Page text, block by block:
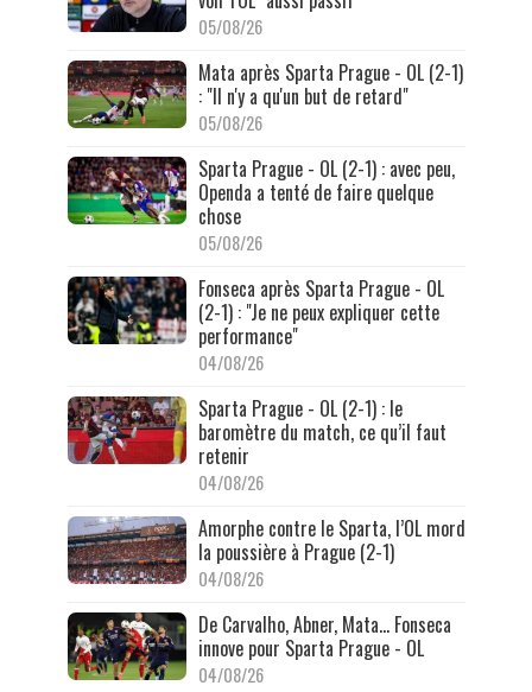
05/08/26
Mata après Sparta Prague - OL (2-1)
: "Il n'y a qu'un but de retard"
05/08/26
Sparta Prague - OL (2-1) : avec peu,
Openda a tenté de faire quelque
chose
05/08/26
Fonseca après Sparta Prague - OL
(2-1) : "Je ne peux expliquer cette
performance"
04/08/26
Sparta Prague - OL (2-1) : le
baromètre du match, ce qu’il faut
retenir
04/08/26
Amorphe contre le Sparta, l’OL mord
la poussière à Prague (2-1)
04/08/26
De Carvalho, Abner, Mata… Fonseca
innove pour Sparta Prague - OL
04/08/26